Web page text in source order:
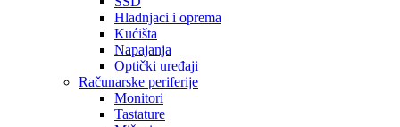
Hladnjaci i oprema
Kućišta
Napajanja
Optički uređaji
Računarske periferije
Monitori
Tastature